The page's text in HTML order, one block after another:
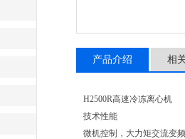
产品介绍 相
H2500R高速冷冻离心机
技术性能
微机控制，大力矩交流变